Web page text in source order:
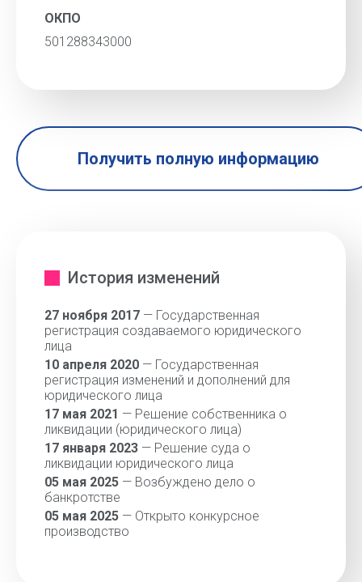
ОКПО
501288343000
Получить полную информацию
История изменений
27 ноября 2017 — Государственная
регистрация создаваемого юридического
лица
10 апреля 2020 — Государственная
регистрация изменений и дополнений для
юридического лица
17 мая 2021 — Решение собственника о
ликвидации (юридического лица)
17 января 2023 — Решение суда о
ликвидации юридического лица
05 мая 2025 — Возбуждено дело о
банкротстве
05 мая 2025 — Открыто конкурсное
производство